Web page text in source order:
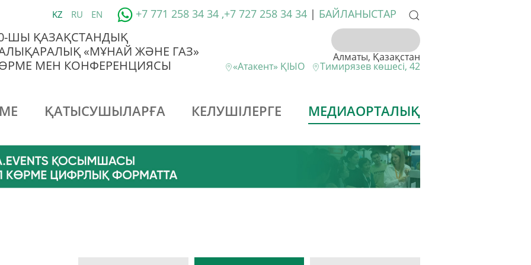
KZ RU EN +7 771 258 34 34 ,+7 727 258 34 34 | БАЙЛАНЫСТАР
ШЫ ҚАЗАҚСТАНДЫҚ
«МҰНАЙ ЖӘНЕ ГАЗ»
МЕН КОНФЕРЕНЦИЯСЫ
Алматы, Қазақстан
«Атакент» ҚІЫО Тимирязев көшесі, 42
ҚАТЫСУШЫЛАРҒА КЕЛУШІЛЕРГЕ МЕДИАОРТАЛЫҚ